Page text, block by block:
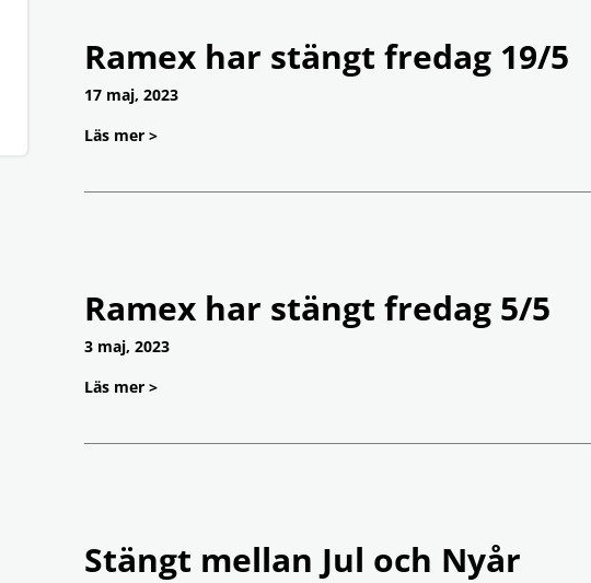
Ramex har stängt fredag 19/5
17 maj, 2023
Läs mer >
Ramex har stängt fredag 5/5
3 maj, 2023
Läs mer >
Stängt mellan Jul och Nyår